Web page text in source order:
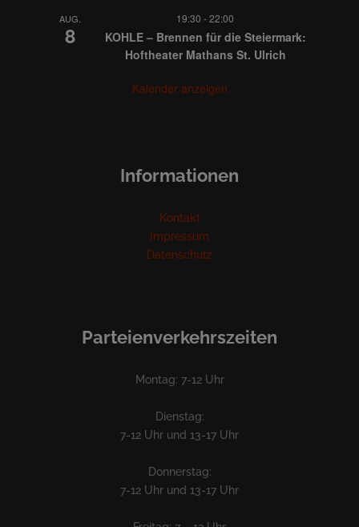
AUG.
8
19:30 -22:00
KOHLE – Brennen für die Steiermark:
Hoftheater Mathans St. Ulrich
Kalender anzeigen
Informationen
Kontakt
Impressum
Datenschutz
Parteienverkehrszeiten
Montag: 7-12 Uhr
Dienstag:
7-12 Uhr und 13-17 Uhr
Donnerstag:
7-12 Uhr und 13-17 Uhr